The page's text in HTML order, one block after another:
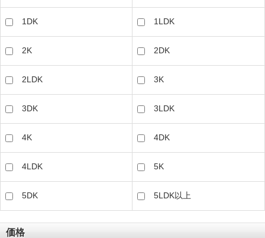
1DK 1LDK
2K 2DK
2LDK 3K
3DK 3LDK
4K 4DK
4LDK 5K
5DK 5LDK以上
価格